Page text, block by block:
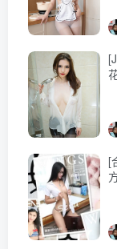
724MB]
[9.2更1]
085.[Xiuren秀人
671MB]
[8.13更1]
084.[XiuRen秀人
[76+1P684M]
[